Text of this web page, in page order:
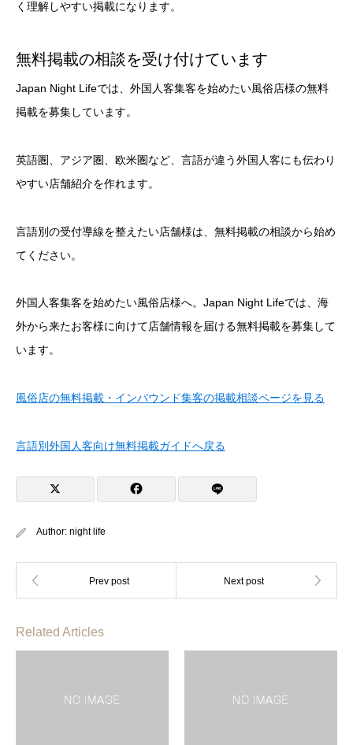
く理解しやすい掲載になります。
無料掲載の相談を受け付けています
Japan Night Lifeでは、外国人客集客を始めたい風俗店様の無料
掲載を募集しています。
英語圏、アジア圏、欧米圏など、言語が違う外国人客にも伝わり
やすい店舗紹介を作れます。
言語別の受付導線を整えたい店舗様は、無料掲載の相談から始め
てください。
外国人客集客を始めたい風俗店様へ。Japan Night Lifeでは、海
外から来たお客様に向けて店舗情報を届ける無料掲載を募集して
います。
風俗店の無料掲載・インバウンド集客の掲載相談ページを見る
言語別外国人客向け無料掲載ガイドへ戻る
Author: night life
Related Articles